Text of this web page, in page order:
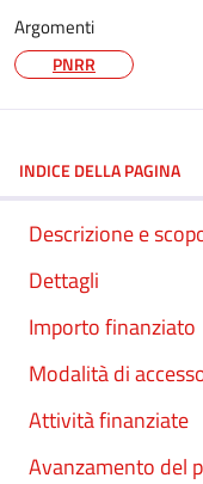
Argomenti
PNRR
INDICE DELLA PAGINA
Descrizione e
Dettagli
Importo finanziato
Modalità di
Attività finanziate
Avanzamento del